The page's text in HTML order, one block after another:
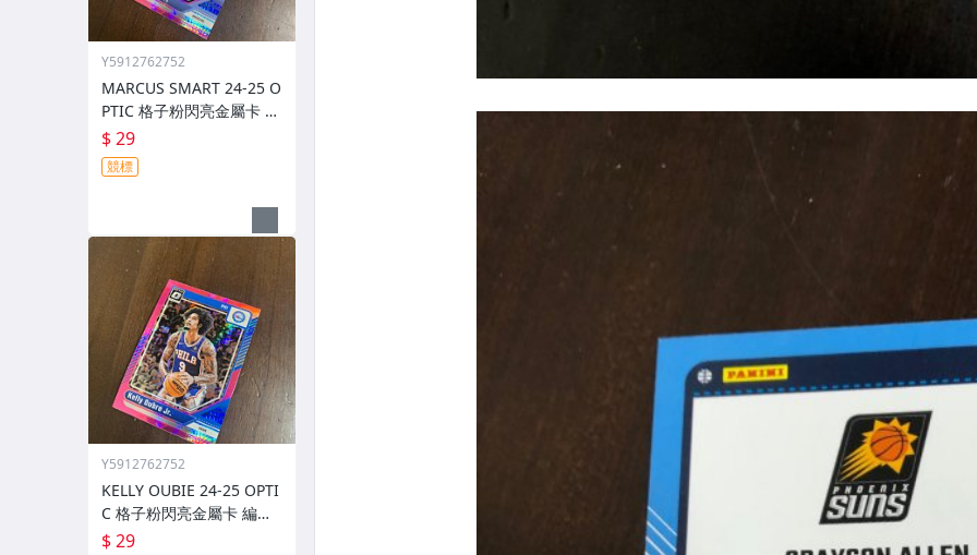
Y5912762752
MARCUS SMART 24-25 O
PTIC 格子粉閃亮金屬卡 編
$ 29
競標
Y5912762752
KELLY OUBIE 24-25 OPTI
C 格子粉閃亮金屬卡 編號
190 前後圖
$ 29